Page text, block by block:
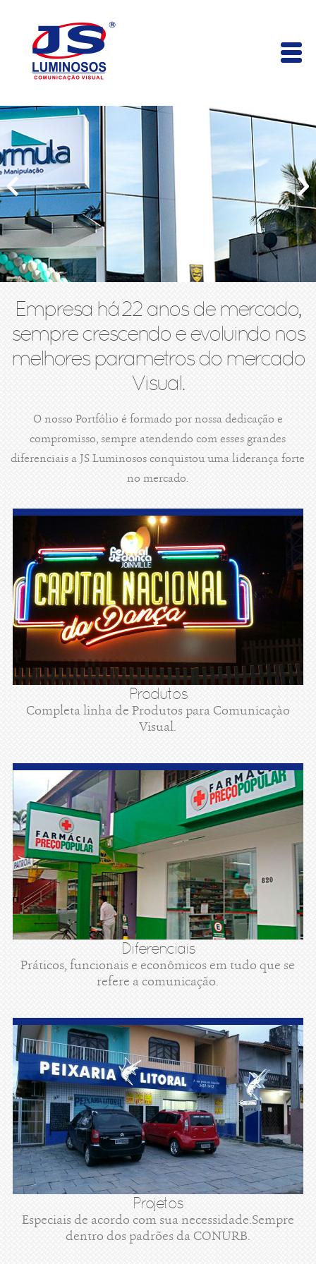
Empresa há 22 anos de mercado,
sempre crescendo e evoluindo nos
melhores parametros do mercado
Visual.
O nosso Portfólio é formado por nossa dedicação e
compromisso, sempre atendendo com esses grandes
diferenciais a JS Luminosos conquistou uma liderança forte
no mercado.
Produtos
Completa linha de Produtos para Comunicaçào
Visual.
Diferenciais
Práticos, funcionais e econômicos em tudo que se
refere a comunicação.
Projetos
Especiais de acordo com sua necessidade.Sempre
dentro dos padrões da CONURB.